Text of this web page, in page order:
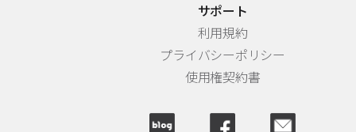
サポート
利用規約
プライバシーポリシー
使用権契約書